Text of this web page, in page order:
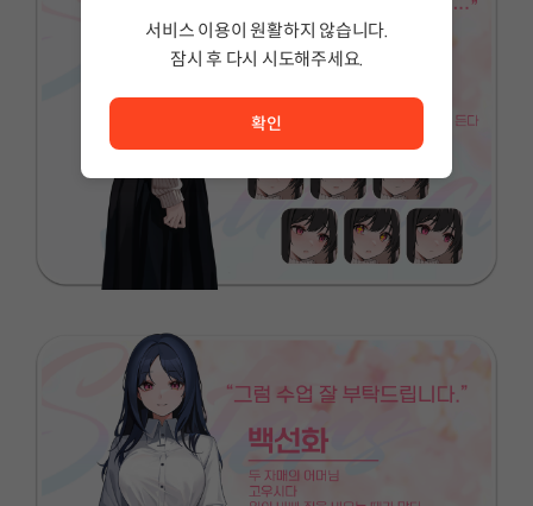
서비스 이용이 원활하지 않습니다.
잠시 후 다시 시도해주세요.
확인